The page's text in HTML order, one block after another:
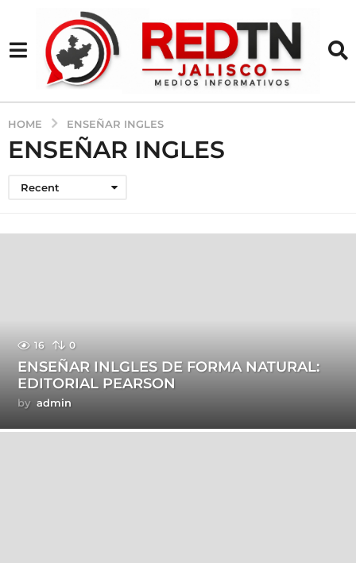
HOME ENSEÑAR INGLES
ENSEÑAR INGLES
Recent
16 0
ENSEÑAR INLGLES DE FORMA NATURAL:
EDITORIAL PEARSON
by admin